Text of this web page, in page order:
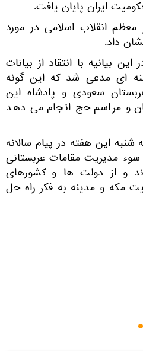
ایران پایان یافت.
انقلاب اسلامی در مورد
داد.
بیانیه با انتقاد از بیانات
ای مدعی شد که این گونه
سعودی و پادشاه این
و مراسم حج انجام می دهد
این هفته در پیام سالانه
مدیریت مقامات عربستانی
و از دولت ها و کشورهای
مکه و مدینه به فکر راه حل